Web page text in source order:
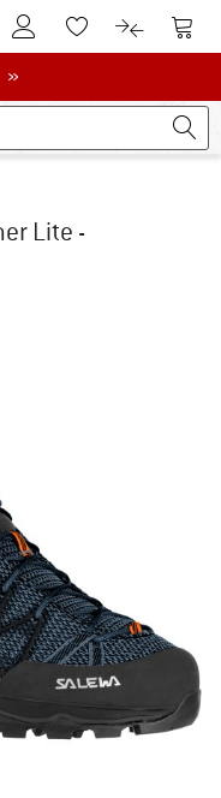
Til kundekontoenTil huskesedlen.
Til Til
»
Lite -